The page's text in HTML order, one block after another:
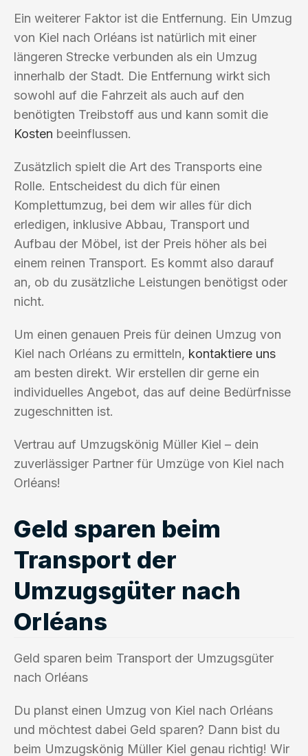
Ein weiterer Faktor ist die Entfernung. Ein Umzug
von Kiel nach Orléans ist natürlich mit einer
längeren Strecke verbunden als ein Umzug
innerhalb der Stadt. Die Entfernung wirkt sich
sowohl auf die Fahrzeit als auch auf den
benötigten Treibstoff aus und kann somit die
Kosten beeinflussen.
Zusätzlich spielt die Art des Transports eine
Rolle. Entscheidest du dich für einen
Komplettumzug, bei dem wir alles für dich
erledigen, inklusive Abbau, Transport und
Aufbau der Möbel, ist der Preis höher als bei
einem reinen Transport. Es kommt also darauf
an, ob du zusätzliche Leistungen benötigst oder
nicht.
Um einen genauen Preis für deinen Umzug von
Kiel nach Orléans zu ermitteln, kontaktiere uns
am besten direkt. Wir erstellen dir gerne ein
individuelles Angebot, das auf deine Bedürfnisse
zugeschnitten ist.
Vertrau auf Umzugskönig Müller Kiel – dein
zuverlässiger Partner für Umzüge von Kiel nach
Orléans!
Geld sparen beim
Transport der
Umzugsgüter nach
Orléans
Geld sparen beim Transport der Umzugsgüter
nach Orléans
Du planst einen Umzug von Kiel nach Orléans
und möchtest dabei Geld sparen? Dann bist du
beim Umzugskönig Müller Kiel genau richtig! Wir